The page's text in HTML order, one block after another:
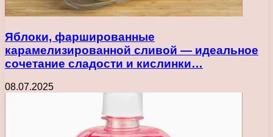
Яблоки, фаршированные
карамелизированной сливой — идеальное
сочетание сладости и кислинки…
08.07.2025